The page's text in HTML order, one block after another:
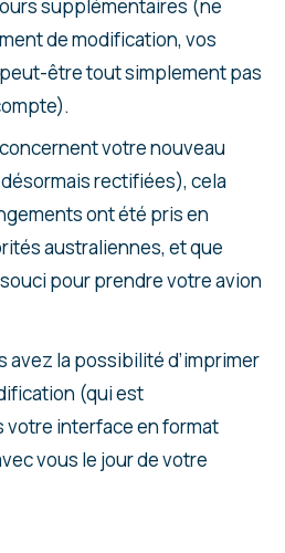
supplémentaires (ne
de modification, vos
être tout simplement pas
votre nouveau
rectifiées), cela
ont été pris en
australiennes, et que
pour prendre votre avion
avez la possibilité d’imprimer
(qui est
interface en format
vous le jour de votre